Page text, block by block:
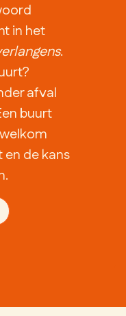
in het
.
afval
buurt
de kans